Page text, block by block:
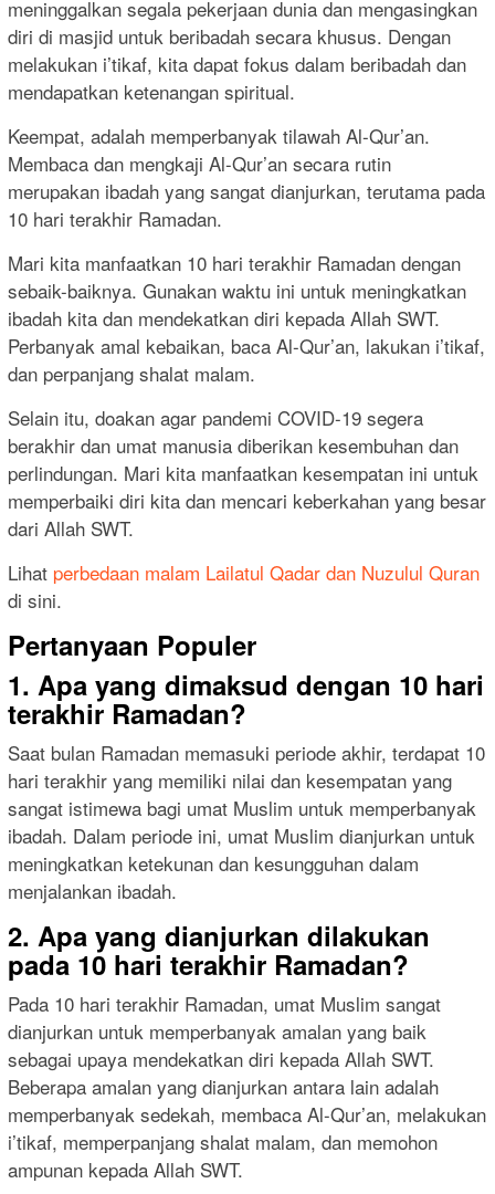
meninggalkan segala pekerjaan dunia dan mengasingkan
diri di masjid untuk beribadah secara khusus. Dengan
melakukan i’tikaf, kita dapat fokus dalam beribadah dan
mendapatkan ketenangan spiritual.
Keempat, adalah memperbanyak tilawah Al-Qur’an.
Membaca dan mengkaji Al-Qur’an secara rutin
merupakan ibadah yang sangat dianjurkan, terutama pada
10 hari terakhir Ramadan.
Mari kita manfaatkan 10 hari terakhir Ramadan dengan
sebaik-baiknya. Gunakan waktu ini untuk meningkatkan
ibadah kita dan mendekatkan diri kepada Allah SWT.
Perbanyak amal kebaikan, baca Al-Qur’an, lakukan i’tikaf,
dan perpanjang shalat malam.
Selain itu, doakan agar pandemi COVID-19 segera
berakhir dan umat manusia diberikan kesembuhan dan
perlindungan. Mari kita manfaatkan kesempatan ini untuk
memperbaiki diri kita dan mencari keberkahan yang besar
dari Allah SWT.
Lihat perbedaan malam Lailatul Qadar dan Nuzulul Quran
di sini.
Pertanyaan Populer
1. Apa yang dimaksud dengan 10 hari
terakhir Ramadan?
Saat bulan Ramadan memasuki periode akhir, terdapat 10
hari terakhir yang memiliki nilai dan kesempatan yang
sangat istimewa bagi umat Muslim untuk memperbanyak
ibadah. Dalam periode ini, umat Muslim dianjurkan untuk
meningkatkan ketekunan dan kesungguhan dalam
menjalankan ibadah.
2. Apa yang dianjurkan dilakukan
pada 10 hari terakhir Ramadan?
Pada 10 hari terakhir Ramadan, umat Muslim sangat
dianjurkan untuk memperbanyak amalan yang baik
sebagai upaya mendekatkan diri kepada Allah SWT.
Beberapa amalan yang dianjurkan antara lain adalah
memperbanyak sedekah, membaca Al-Qur’an, melakukan
i’tikaf, memperpanjang shalat malam, dan memohon
ampunan kepada Allah SWT.